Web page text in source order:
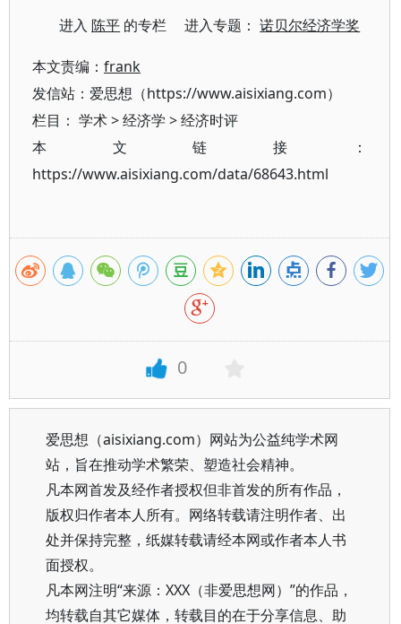
进入陈平 的专栏 进入专题：诺贝尔经济学奖
本文责编： frank
发信站：爱思想（https://www.aisixiang.com）
栏目： 学术>经济学 >经济时评
本文链接：
https://www.aisixiang.com/data/68643.html
0
爱思想（aisixiang.com）网站为公益纯学术网
站，旨在推动学术繁荣、塑造社会精神。
凡本网首发及经作者授权但非首发的所有作品，
版权归作者本人所有。网络转载请注明作者、出
处并保持完整，纸媒转载请经本网或作者本人书
面授权。
凡本网注明“来源：XXX（非爱思想网）”的作品，
均转载自其它媒体，转载目的在于分享信息、助